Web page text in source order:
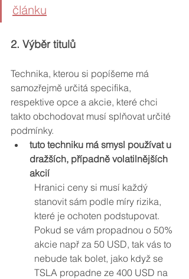
článku
2. Výběr titulů
Technika, kterou si popíšeme má
samozřejmě určitá specifika,
respektive opce a akcie, které chci
takto obchodovat musí splňovat určité
podmínky.
tuto techniku má smysl používat u
dražších, případně volatilnějších
akcií
Hranici ceny si musí každý
stanovit sám podle míry rizika,
které je ochoten podstupovat.
Pokud se vám propadnou o 50%
akcie např za 50 USD, tak vás to
nebude tak bolet, jako když se
TSLA propadne ze 400 USD na